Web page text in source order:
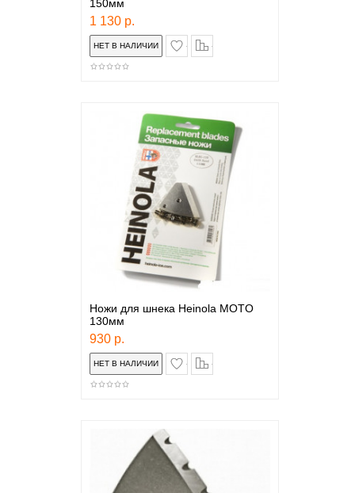
150мм
1 130 р.
в закладки
Ножи для шнека Heinola MOTO
130мм
930 р.
в закладки